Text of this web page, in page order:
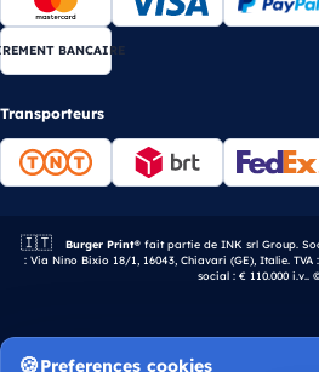
BANCAIRE
Transporteurs
🇮🇹 Entreprise italienne.
Burger Print®fait partie de INK srl Group.
: Via Nino Bixio 18/1, 16043, Chiavari (GE), Italie. TVA
social : € 110.000 i.v..
Preferences cookies